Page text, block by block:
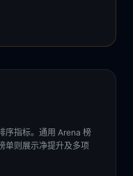
序指标。通用 Arena 榜
单则展示净提升及多项